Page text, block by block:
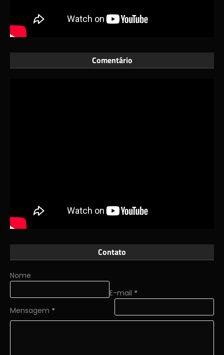
Comentário
Contato
Nome
E-mail *
Mensagem *